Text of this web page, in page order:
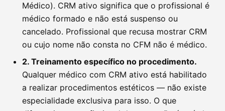
Médico). CRM ativo significa que o profissional é
médico formado e não está suspenso ou
cancelado. Profissional que recusa mostrar CRM
ou cujo nome não consta no CFM não é médico.
2. Treinamento específico no procedimento.
Qualquer médico com CRM ativo está habilitado
a realizar procedimentos estéticos — não existe
especialidade exclusiva para isso. O que